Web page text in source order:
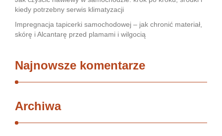
kiedy potrzebny serwis klimatyzacji
Impregnacja tapicerki samochodowej – jak chronić materiał,
skórę i Alcantarę przed plamami i wilgocią
Najnowsze komentarze
Archiwa